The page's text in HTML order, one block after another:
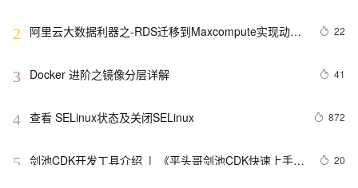
2
阿里云大数据利器之-RDS迁移到Maxcompute实现动态
22
3 Docker 进阶之镜像分层详解 41
4 查看 SELinux状态及关闭SELinux 872
5 剑池CDK开发工具介绍  |  《平头哥剑池CDK快速上手指
20